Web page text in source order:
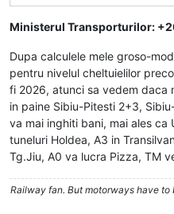
Ministerul Transporturilor:
Dupa calculele mele groso-
pentru nivelul cheltuielilor
fi 2026, atunci sa vedem daca
in paine Sibiu-Pitesti 2+3,
va mai inghiti bani, mai ales
tuneluri Holdea, A3 in
Tg.Jiu, A0 va lucra Pizza, TM
Railway fan. But motorways have to